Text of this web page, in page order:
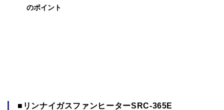
のポイント
■リンナイガスファンヒーターSRC-365E